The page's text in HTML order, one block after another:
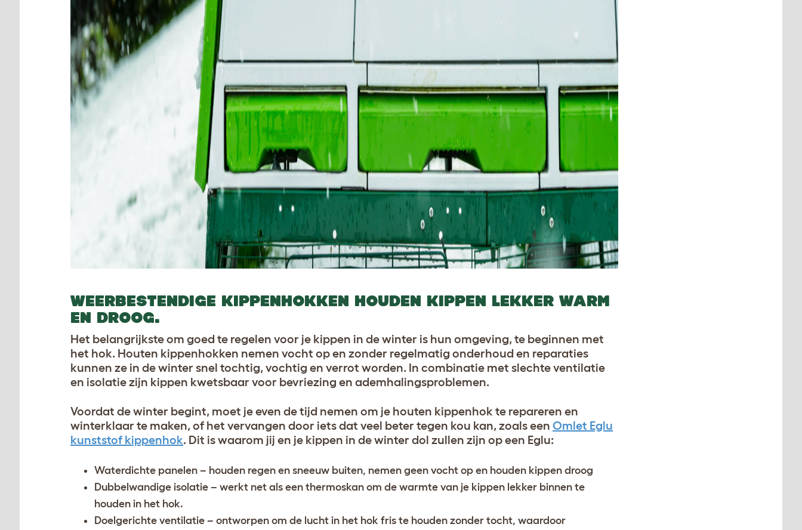
WEERBESTENDIGE KIPPENHOKKEN HOUDEN KIPPEN LEKKER WARM
EN DROOG.
Het belangrijkste om goed te regelen voor je kippen in de winter is hun omgeving, te beginnen met
het hok. Houten kippenhokken nemen vocht op en zonder regelmatig onderhoud en reparaties
kunnen ze in de winter snel tochtig, vochtig en verrot worden. In combinatie met slechte ventilatie
en isolatie zijn kippen kwetsbaar voor bevriezing en ademhalingsproblemen.
Voordat de winter begint, moet je even de tijd nemen om je houten kippenhok te repareren en
winterklaar te maken, of het vervangen door iets dat veel beter tegen kou kan, zoals een Omlet Eglu
kunststof kippenhok. Dit is waarom jij en je kippen in de winter dol zullen zijn op een Eglu:
Waterdichte panelen – houden regen en sneeuw buiten, nemen geen vocht op en houden kippen droog
Dubbelwandige isolatie – werkt net als een thermoskan om de warmte van je kippen lekker binnen te
houden in het hok.
Doelgerichte ventilatie – ontworpen om de lucht in het hok fris te houden zonder tocht, waardoor